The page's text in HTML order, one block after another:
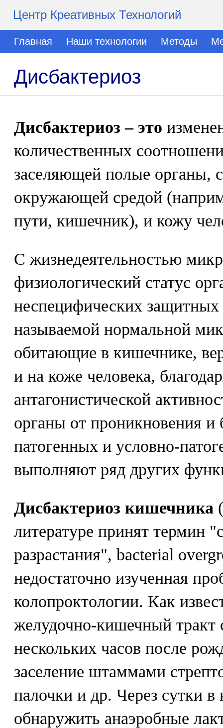
Центр Креативных Технологий
Главная Наши технологии Методы
Дисбактериоз
Дисбактериоз – это
количественных
заселяющей полые органы,
окружающей средой
пути, кишечник), и кожу
С жизнедеятельностью
физиологический статус
неспецифических защитных
называемой нормальной
обитающие в кишечнике,
и на коже человека,
антагонистической
органы от проникновения и
патогенных и условно-
выполняют ряд других
Дисбактериоз кишечника
литературе принят термин
разрастания", bacterial
недостаточно изученная
колопроктологии. Как
желудочно-кишечный тракт
нескольких часов после
заселение штаммами
палочки и др. Через сутки
обнаружить анаэробные